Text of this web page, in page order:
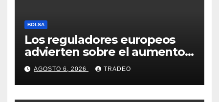
BOLSA
Los reguladores europeos
advierten sobre el aumento
del fraude con criptos tras la
llegada de MiCA
AGOSTO 6, 2026 TRADEO